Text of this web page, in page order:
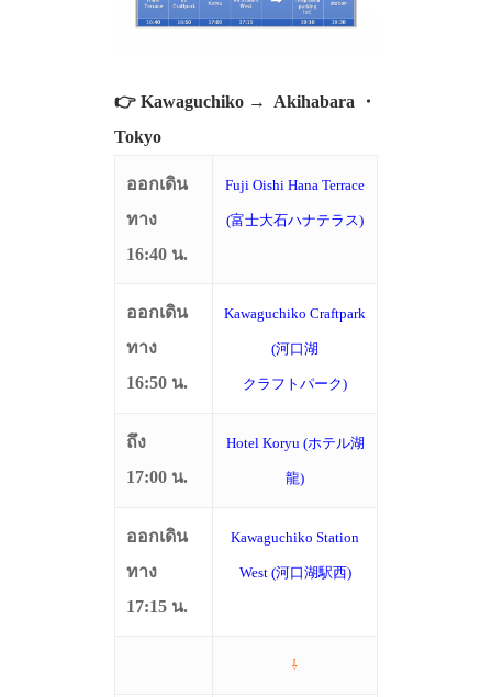
👉 Kawaguchiko →
Akihabara ・
Tokyo
ออกเดิน
ทาง
16:40 น.
Fuji Oishi Hana Terrace
(富士大石ハナテラス)
ออกเดิน
ทาง
16:50 น.
Kawaguchiko Craftpark
(河口湖
クラフトパーク)
ถึง
17:00 น.
Hotel Koryu (ホテル湖
龍)
ออกเดิน
ทาง
17:15 น.
Kawaguchiko Station
West (河口湖駅西)
⇩